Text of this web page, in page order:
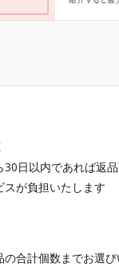
30日以内であれば返
が負担いたします
合計個数までお選び